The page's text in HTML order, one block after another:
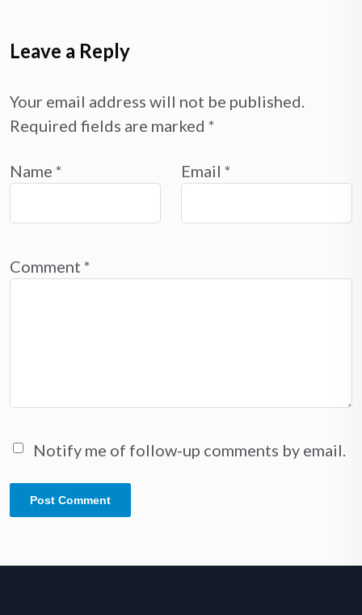
Leave a Reply
Your email address will not be published.
Required fields are marked *
Name * Email *
Comment *
Notify me of follow-up comments by email.